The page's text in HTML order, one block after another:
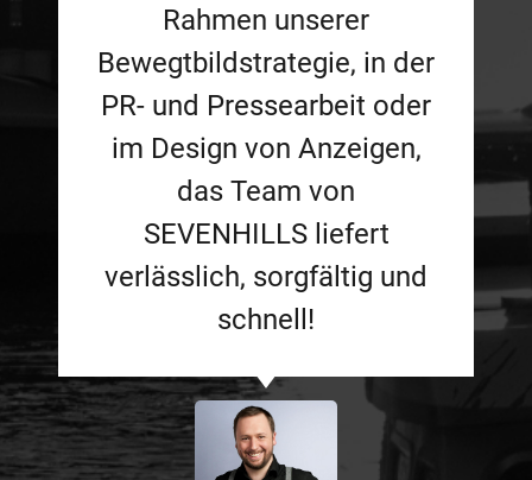
Rahmen unserer
Bewegtbildstrategie, in der
PR- und Pressearbeit oder
im Design von Anzeigen,
das Team von
SEVENHILLS liefert
verlässlich, sorgfältig und
schnell!